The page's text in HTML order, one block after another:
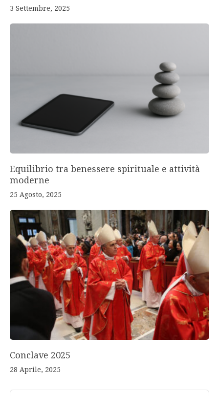
3 Settembre, 2025
Equilibrio tra benessere spirituale e attività
moderne
25 Agosto, 2025
Conclave 2025
28 Aprile, 2025